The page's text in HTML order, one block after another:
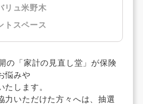
リュ米野木
トスペース
の「家計の見直し堂」が保険
悩みや
たします。
力いただけた方々へは、抽選